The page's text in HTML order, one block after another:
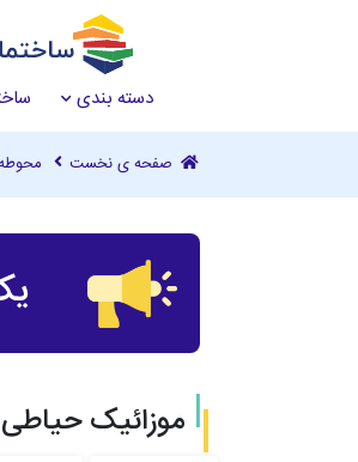
دسته بندی
صفحه ی نخست
موزائیک حیاطی